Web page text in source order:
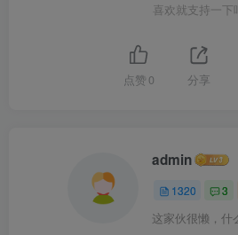
喜欢就支持一下
点赞 0 分享
admin
1320 3
这家伙很懒，什